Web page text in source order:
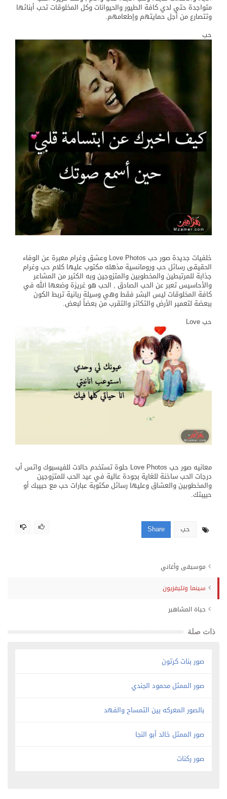
متواجدة حتي لدي كافة الطيور والحيوانات وكل المخلوقات تحب أبنائها
وتتصارع من أجل حمايتهم وإطعامهم.
حب
خلفيات جديدة صور حب Love Photos وعشق وغرام معبرة عن الوفاء
الحقيقى رسائل حب ورومانسية مذهله مكتوب عليها كلام حب وغرام
جذابة للمرتبطين والمخطوبين والمتزوجين وبه الكثير من المشاعر
والأحاسيس تعبر عن الحب الصادق , الحب هو غريزة وضعها الله في
كافة المخلوقات ليس البشر فقط وهي وسيلة ربانية تربط الكون
ببعضة لتعمير الأرض والتكاثر والتقرب من بعضاً لبعض.
حب Love
معانيه صور حب Love Photos حلوة تستخدم حالات للفيسبوك واتس أب
درجات الحب ساخنة للغاية بجودة عالية في عيد الحب للمتزوجين
والمخطوبين والعشاق وعليها رسائل مكتوبة عبارات حب مع حبيبك أو
حبيبتك.
حب Share
موسيقى وأغاني
سينما وتليفزيون
حياة المشاهير
ذات صلة
صور بنات كرتون
صور الممثل محمود الجندي
بالصور المعركه بين التمساح والفهد
صور الممثل خالد أبو النجا
صور ركنات